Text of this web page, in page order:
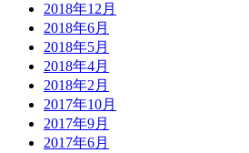
2018年12月
2018年6月
2018年5月
2018年4月
2018年2月
2017年10月
2017年9月
2017年6月